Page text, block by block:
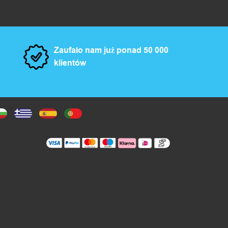
Zaufało nam już ponad 50 000
klientów